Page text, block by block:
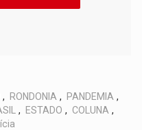
, RONDONIA , PANDEMIA ,
, ESTADO , COLUNA ,